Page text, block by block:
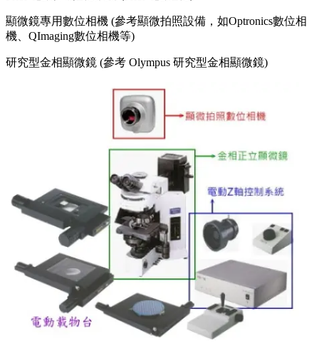
顯微鏡專用數位相機 (參考顯微拍照設備，如Optronics數位相
機、QImaging數位相機等)
研究型金相顯微鏡 (參考 Olympus 研究型金相顯微鏡)